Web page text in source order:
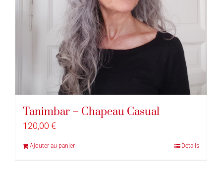
Tanimbar – Chapeau Casual
120,00 €
Ajouter au panier Détails